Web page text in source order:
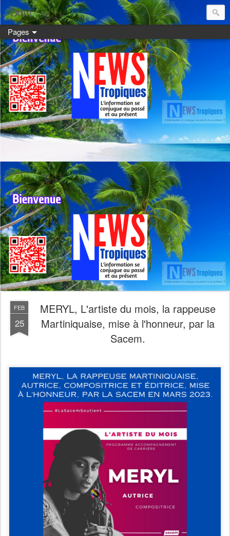
Dom:
Pages
FEB
25
MERYL, L'artiste du mois, la rappeuse
Martiniquaise, mise à l'honneur, par la
Sacem.